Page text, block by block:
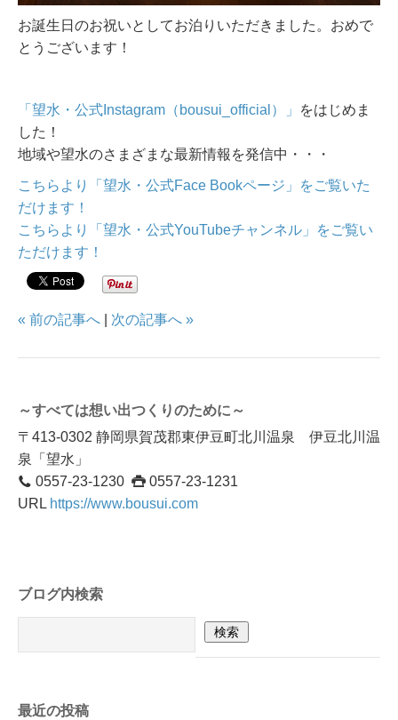
お誕生日のお祝いとしてお泊りいただきました。おめで
とうございます！
「望水・公式Instagram（bousui_official）」
をはじめま
した！
地域や望水のさまざまな最新情報を発信中・・・
こちらより「望水・公式Face Bookページ」をご覧いた
だけます！
こちらより「望水・公式YouTubeチャンネル」をご覧い
ただけます！
« 前の記事へ 次の記事へ »
～すべては想い出つくりのために～
〒413-0302 静岡県賀茂郡東伊豆町北川温泉 伊豆北川温
泉「望水」
0557-23-1230
0557-23-1231
URL https://www.bousui.com
ブログ内検索
最近の投稿